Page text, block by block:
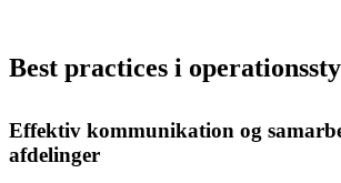
Best practices i
Effektiv kommunikation og
afdelinger